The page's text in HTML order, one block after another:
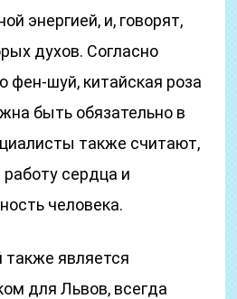
энергией, и, говорят,
духов. Согласно
фен-шуй, китайская роза
быть обязательно в
также считают,
сердца и
человека.
также является
для Львов, всегда